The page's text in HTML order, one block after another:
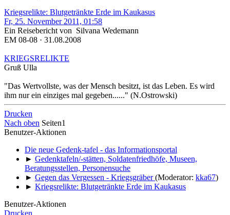
Kriegsrelikte: Blutgetränkte Erde im Kaukasus
Fr, 25. November 2011, 01:58
Ein Reisebericht von Silvana Wedemann
EM 08-08 · 31.08.2008
KRIEGSRELIKTE
Gruß Ulla
"Das Wertvollste, was der Mensch besitzt, ist das Leben. Es wird
ihm nur ein einziges mal gegeben......" (N.Ostrowski)
Drucken
Nach oben Seiten1
Benutzer-Aktionen
Die neue Gedenk-tafel - das Informationsportal
► Gedenktafeln/-stätten, Soldatenfriedhöfe, Museen,
Beratungsstellen, Personensuche
► Gegen das Vergessen - Kriegsgräber(Moderator: kka67)
► Kriegsrelikte: Blutgetränkte Erde im Kaukasus
Benutzer-Aktionen